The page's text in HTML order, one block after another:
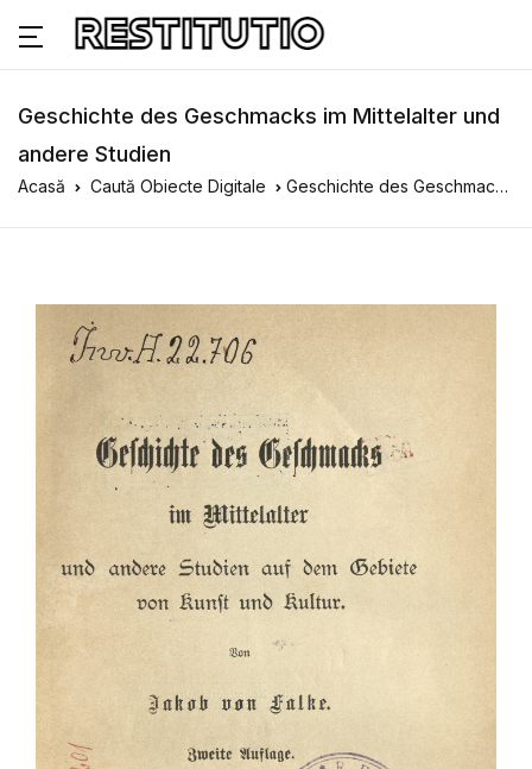
Geschichte des Geschmacks im Mittelalter und
andere Studien
Acasă Caută Obiecte Digitale Geschichte des Geschmacks im Mittelalter und andere Studien